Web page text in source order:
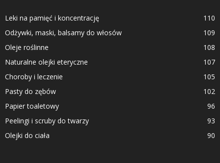
Leki na pamięć i koncentrację
110
Odżywki, maski, balsamy do włosów
109
Oleje roślinne
108
Naturalne olejki eteryczne
107
Choroby i leczenie
105
Pasty do zębów
102
Papier toaletowy
96
Peelingi i scruby do twarzy
93
Olejki do ciała
90